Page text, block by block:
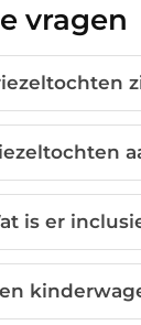
vragen
is er